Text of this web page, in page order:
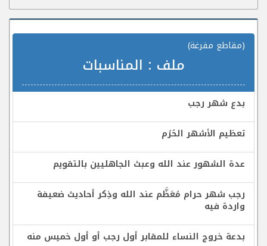
(مقاطع مفرغة)
ملف : المناسبات
بدع شهر رجب
تعظيم الأشهر الحُرُم
عدة الشهور عند الله وعبث الجاهليين بالتقويم
رجب شهر حرام مُعَظَّم عند الله وذِكر أحاديث ضعيفة
واردة فيه
بدعة خروج النساء للمقابر أول رجب أو أول خميس منه